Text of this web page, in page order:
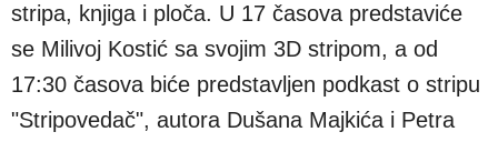
stripa, knjiga i ploča. U 17 časova predstaviće
se Milivoj Kostić sa svojim 3D stripom, a od
17:30 časova biće predstavljen podkast o stripu
"Stripovedač", autora Dušana Majkića i Petra